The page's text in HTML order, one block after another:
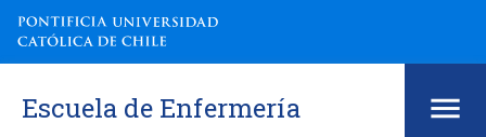
Escuela de Enfermería